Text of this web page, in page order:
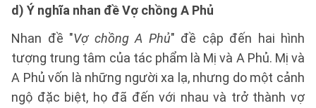
d) Ý nghĩa nhan đề Vợ chồng A Phủ
Nhan đề "Vợ chồng A Phủ" đề cập đến hai hình
tượng trung tâm của tác phẩm là Mị và A Phủ. Mị và
A Phủ vốn là những người xa lạ, nhưng do một cảnh
ngộ đặc biệt, họ đã đến với nhau và trở thành vợ